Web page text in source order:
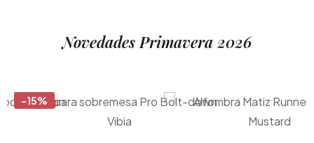
Novedades Primavera 2026
-15%